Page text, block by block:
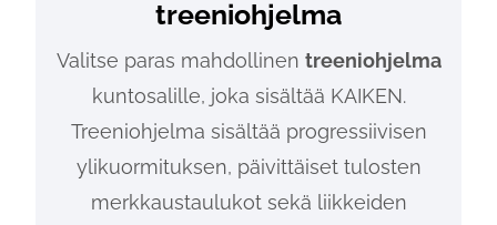
treeniohjelma
Valitse paras mahdollinen treeniohjelma
kuntosalille, joka sisältää KAIKEN.
Treeniohjelma sisältää progressiivisen
ylikuormituksen, päivittäiset tulosten
merkkaustaulukot sekä liikkeiden